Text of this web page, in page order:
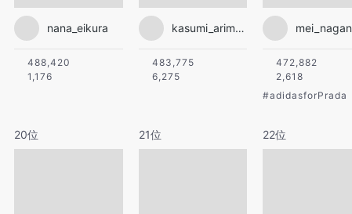
nana_eikura
488,420
1,176
kasumi_arimura.official
483,775
6,275
472,882
2,618
#adidasforPrada
20位 21位 22位